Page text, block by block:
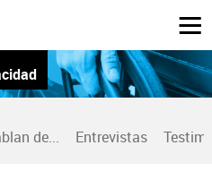
de... Entrevistas